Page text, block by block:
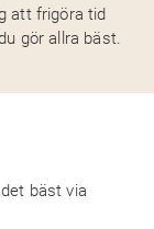
att frigöra tid
gör allra bäst.
bäst via